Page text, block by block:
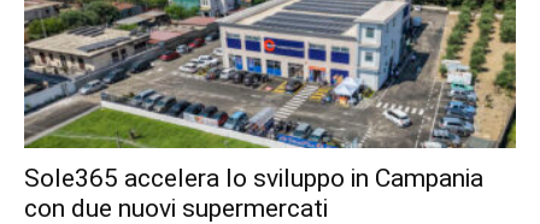
Sole365 accelera lo sviluppo in Campania
con due nuovi supermercati